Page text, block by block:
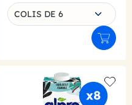
panier
Choisissez une déclinaison
COLIS DE 6
Add